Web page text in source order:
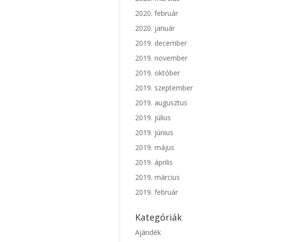
2020. február
2020. január
2019. december
2019. november
2019. október
2019. szeptember
2019. augusztus
2019. július
2019. június
2019. május
2019. április
2019. március
2019. február
Kategóriák
Ajándék